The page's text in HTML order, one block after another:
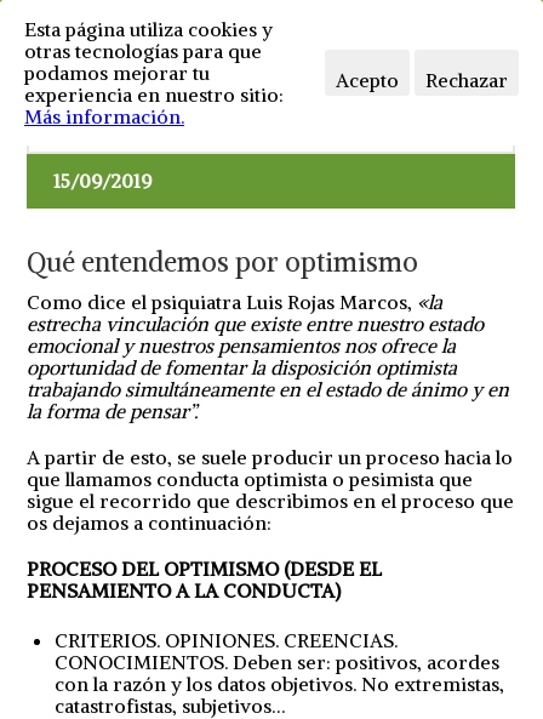
1 comentario
15/09/2019
Qué entendemos por optimismo
Como dice el psiquiatra Luis Rojas Marcos, «la
estrecha vinculación que existe entre nuestro estado
emocional y nuestros pensamientos nos ofrece la
oportunidad de fomentar la disposición optimista
trabajando simultáneamente en el estado de ánimo y en
la forma de pensar”.
A partir de esto, se suele producir un proceso hacia lo
que llamamos conducta optimista o pesimista que
sigue el recorrido que describimos en el proceso que
os dejamos a continuación:
PROCESO DEL OPTIMISMO (DESDE EL
PENSAMIENTO A LA CONDUCTA)
CRITERIOS. OPINIONES. CREENCIAS.
CONOCIMIENTOS. Deben ser: positivos, acordes
con la razón y los datos objetivos. No extremistas,
catastrofistas, subjetivos…
Esta página utiliza cookies y
otras tecnologías para que
podamos mejorar tu
experiencia en nuestro sitio:
Más información.
Acepto Rechazar